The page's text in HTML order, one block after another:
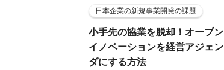
日本企業の新規事業開発の課題
小手先の協業を脱却！オープン
イノベーションを経営アジェン
ダにする方法